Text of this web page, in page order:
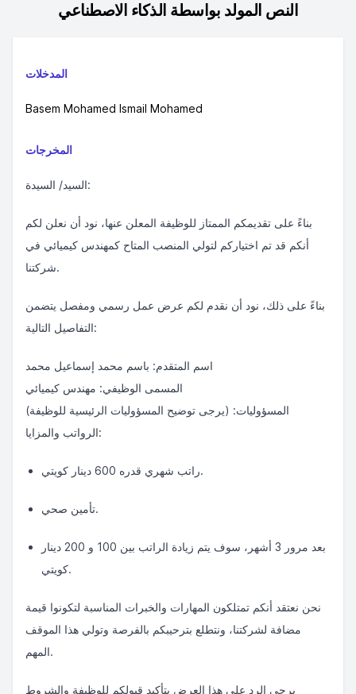
النص المولد بواسطة الذكاء الاصطناعي
المدخلات
Basem Mohamed Ismail Mohamed
المخرجات
السيد/ السيدة:
بناءً على تقديمكم الممتاز للوظيفة المعلن عنها، نود أن نعلن لكم
أنكم قد تم اختياركم لتولي المنصب المتاح كمهندس كيميائي في
شركتنا.
بناءً على ذلك، نود أن نقدم لكم عرض عمل رسمي ومفصل يتضمن
التفاصيل التالية:
اسم المتقدم: باسم محمد إسماعيل محمد
المسمى الوظيفي: مهندس كيميائي
المسؤوليات: (يرجى توضيح المسؤوليات الرئيسية للوظيفة)
الرواتب والمزايا:
راتب شهري قدره 600 دينار كويتي.
تأمين صحي.
بعد مرور 3 أشهر، سوف يتم زيادة الراتب بين 100 و 200 دينار
كويتي.
نحن نعتقد أنكم تمتلكون المهارات والخبرات المناسبة لتكونوا قيمة
مضافة لشركتنا، ونتطلع بترحيبكم بالفرصة وتولي هذا الموقف
المهم.
يرجى الرد على هذا العرض بتأكيد قبولكم للوظيفة والشروط